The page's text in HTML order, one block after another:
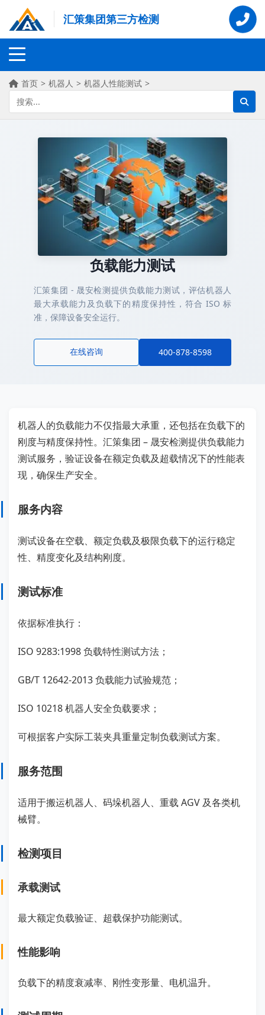
汇策集团第三方检测
首页 > 机器人 > 机器人性能测试 >
负载能力测试
汇策集团 - 晟安检测提供负载能力测试，评估机器人
最大承载能力及负载下的精度保持性，符合 ISO 标
准，保障设备安全运行。
在线咨询 400-878-8598
机器人的负载能力不仅指最大承重，还包括在负载下的
刚度与精度保持性。汇策集团 – 晟安检测提供负载能力
测试服务，验证设备在额定负载及超载情况下的性能表
现，确保生产安全。
服务内容
测试设备在空载、额定负载及极限负载下的运行稳定
性、精度变化及结构刚度。
测试标准
依据标准执行：
ISO 9283:1998 负载特性测试方法；
GB/T 12642-2013 负载能力试验规范；
ISO 10218 机器人安全负载要求；
可根据客户实际工装夹具重量定制负载测试方案。
服务范围
适用于搬运机器人、码垛机器人、重载 AGV 及各类机
械臂。
检测项目
承载测试
最大额定负载验证、超载保护功能测试。
性能影响
负载下的精度衰减率、刚性变形量、电机温升。